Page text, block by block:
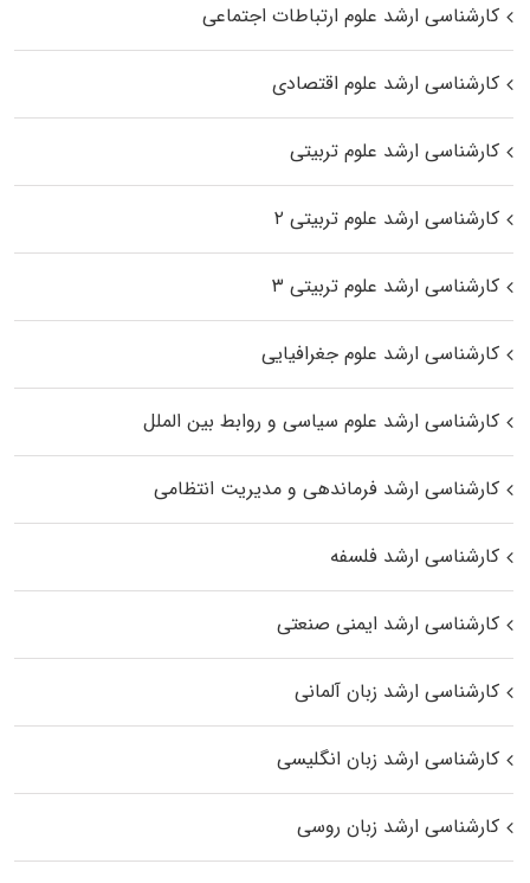
کارشناسی ارشد علوم ارتباطات اجتماعی
کارشناسی ارشد علوم اقتصادی
کارشناسی ارشد علوم تربیتی
کارشناسی ارشد علوم تربیتی ۲
کارشناسی ارشد علوم تربیتی ۳
کارشناسی ارشد علوم جغرافیایی
کارشناسی ارشد علوم سیاسی و روابط بین الملل
کارشناسی ارشد فرماندهی و مدیریت انتظامی
کارشناسی ارشد فلسفه
کارشناسی ارشد ایمنی صنعتی
کارشناسی ارشد زبان آلمانی
کارشناسی ارشد زبان انگلیسی
کارشناسی ارشد زبان روسی